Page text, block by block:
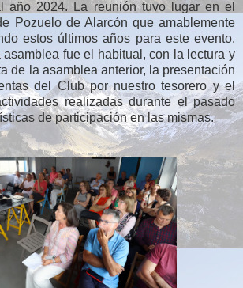
año 2024. La reunión tuvo lugar en el
Pozuelo de Alarcón que amablemente
estos últimos años para este evento.
fue el habitual, con la lectura y
de la asamblea anterior, la presentación
del Club por nuestro tesorero y el
realizadas durante el pasado
de participación en las mismas.